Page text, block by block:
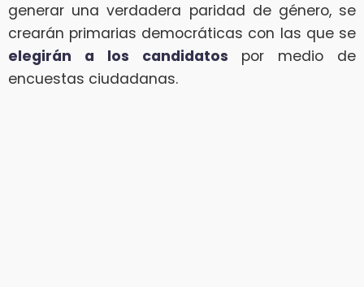
generar una verdadera paridad de género, se
crearán primarias democráticas con las que se
elegirán a los candidatos por medio de
encuestas ciudadanas.